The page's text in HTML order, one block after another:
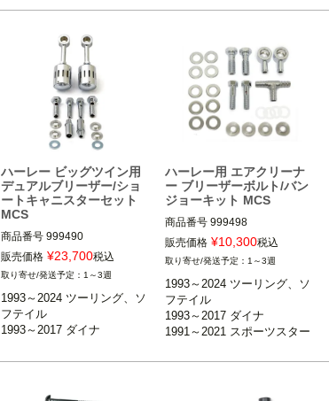
ハーレー ビッグツイン用
デュアルブリーザー/ショ
ートキャニスターセット
MCS
商品番号 999490
販売価格 ¥23,700税込
1～3週
1993～2024 ツーリング、ソ
フテイル
1993～2017 ダイナ
ハーレー用 エアクリーナ
ー ブリーザーボルト/バン
ジョーキット MCS
商品番号999498
販売価格 ¥10,300税込
1～3週
1993～2024 ツーリング、ソ
フテイル
1993～2017 ダイナ
1991～2021 スポーツスター